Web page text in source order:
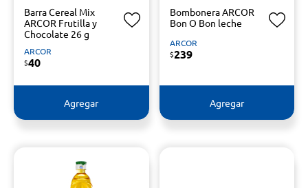
Barra Cereal Mix
ARCOR Frutilla y
Chocolate 26 g
ARCOR
$40
Agregar
Bombonera ARCOR
Bon O Bon leche
ARCOR
$239
Agregar